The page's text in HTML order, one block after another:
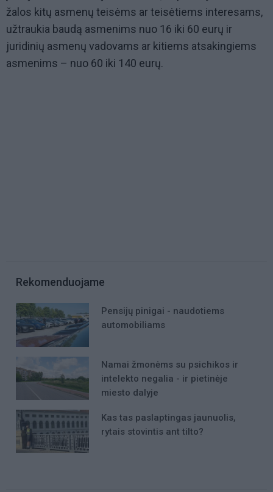
žalos kitų asmenų teisėms ar teisėtiems interesams,
užtraukia baudą asmenims nuo 16 iki 60 eurų ir
juridinių asmenų vadovams ar kitiems atsakingiems
asmenims – nuo 60 iki 140 eurų.
Rekomenduojame
Pensijų pinigai - naudotiems
automobiliams
Namai žmonėms su psichikos ir
intelekto negalia - ir pietinėje
miesto dalyje
Kas tas paslaptingas jaunuolis,
rytais stovintis ant tilto?